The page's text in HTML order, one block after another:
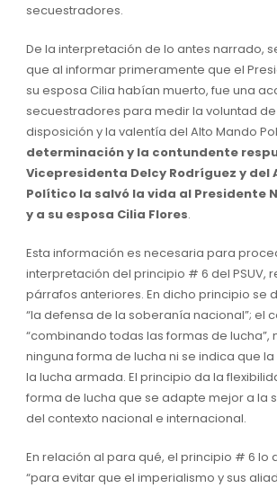
secuestradores.
De la interpretación de lo antes narrado,
que al informar primeramente que el
su esposa Cilia habían muerto, fue una
secuestradores para medir la voluntad de
disposición y la valentía del Alto Mando
determinación y la contundente
Vicepresidenta Delcy Rodríguez y del
Político la salvó la vida al Presidente
y a su esposa Cilia Flores.
Esta información es necesaria para
interpretación del principio # 6 del PSUV,
párrafos anteriores. En dicho principio se
“la defensa de la soberanía nacional”; el
“combinando todas las formas de lucha”,
ninguna forma de lucha ni se indica que
la lucha armada. El principio da la
forma de lucha que se adapte mejor a la
del contexto nacional e internacional.
En relación al para qué, el principio # 6 lo
“para evitar que el imperialismo y sus